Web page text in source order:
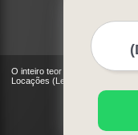
O inteiro teor deste site está
Locações (Lei 9610 de 19/02/